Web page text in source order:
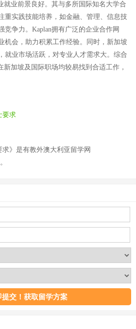
就业前景良好。其与多所国际知名大学合
重实践技能培养，如金融、管理、信息技
竞争力。Kaplan拥有广泛的企业合作网
机会，助力积累工作经验。同时，新加坡
就业市场活跃，对专业人才需求大。综合
新加坡及国际职场均较易找到合适工作，
要求
求》是有教外澳大利亚留学网